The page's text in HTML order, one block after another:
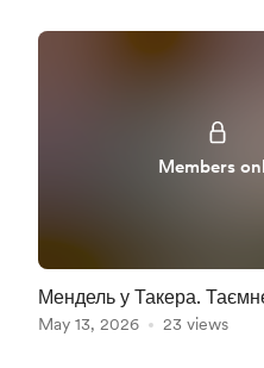
Members
Мендель у Такера.
Аналіз інтерв'ю
May 13, 2026 23 views